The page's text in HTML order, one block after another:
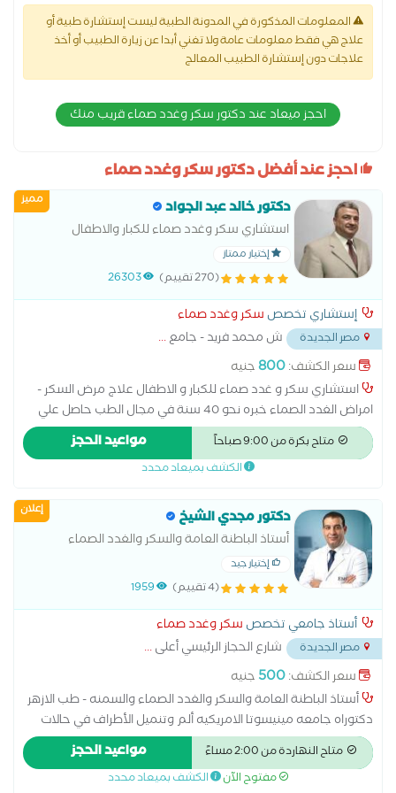
المعلومات المذكورة في المدونة الطبية ليست إستشارة طبية أو
علاج هي فقط معلومات عامة ولا تغني أبدا عن زيارة الطبيب أو أخذ
علاجات دون إستشارة الطبيب المعالج
احجز ميعاد عند دكتور سكر وغدد صماء قريب منك
احجز عند أفضل دكتور سكر وغدد صماء
مميز دكتور خالد عبد الجواد
استشاري سكر وغدد صماء للكبار والاطفال
إختيار ممتاز
(270 تقييم) 26303
إستشاري تخصص سكر وغدد صماء
مصر الجديدة ش محمد فريد - جامع...
سعر الكشف:800جنيه
استشاري سكر و غدد صماء للكبار و الاطفال علاج مرض السكر -
امراض الغدد الصماء خبره نحو 40 سنة في مجال الطب حاصل علي
بكالوريوس الطب من جامعة عين شمس و الدكتوراه من جامعة
رونيه ديكارت في فرنسا .
متاح بكرة من 9:00 صباحاً مواعيد الحجز
الكشف بميعاد محدد
إعلان دكتور مجدي الشيخ
أستاذ الباطنة العامة والسكر والغدد الصماء
والسمنه - طب الازهر
إختيار جيد
(4 تقييم) 1959
أستاذ جامعي تخصص سكر وغدد صماء
مصر الجديدة شارع الحجاز الرئيسي أعلى...
سعر الكشف:500 جنيه
أستاذ الباطنة العامة والسكر والغدد الصماء والسمنه - طب الازهر
دكتوراه جامعه مينيسوتا الامريكيه ألم وتنميل الأطراف في حالات
التهابات الأعصاب لمرضى السكر أمراض الغدة الكظرية أمراض الغدد
الصماء اضطرابات الغدة النخامية اضطرابات الهرمونات الجنسية الغدة
الدرقية والجار درقية الفشل الكلوي نتيجة مرض السكر تشخيص سكر
متاح النهاردة من 2:00 مساءً مواعيد الحجز
مفتوح الآن الكشف بميعاد محدد